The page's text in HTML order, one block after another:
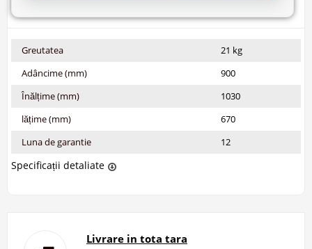
Greutatea
21 kg
Adâncime (mm)
900
Înălțime (mm)
1030
lățime (mm)
670
Luna de garantie
12
Specificații detaliate
Livrare in tota tara